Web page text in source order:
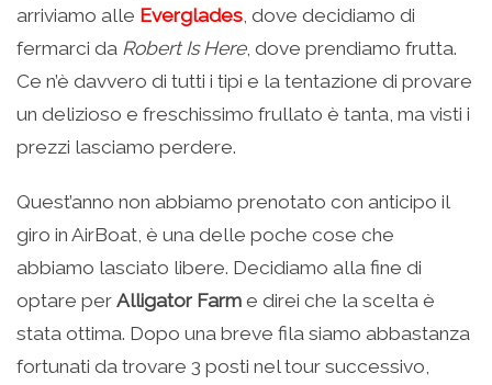
arriviamo alle Everglades , dove decidiamo di
fermarci da Robert Is Here, dove prendiamo frutta.
Ce n’è davvero di tutti i tipi e la tentazione di provare
un delizioso e freschissimo frullato è tanta, ma visti i
prezzi lasciamo perdere.
Quest’anno non abbiamo prenotato con anticipo il
giro in AirBoat, è una delle poche cose che
abbiamo lasciato libere. Decidiamo alla fine di
optare per Alligator Farm e direi che la scelta è
stata ottima. Dopo una breve fila siamo abbastanza
fortunati da trovare 3 posti nel tour successivo,